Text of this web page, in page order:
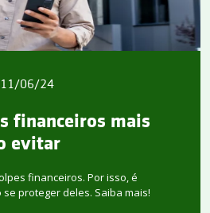
11/06/24
financeiros mais
evitar
financeiros. Por isso, é
proteger deles. Saiba mais!